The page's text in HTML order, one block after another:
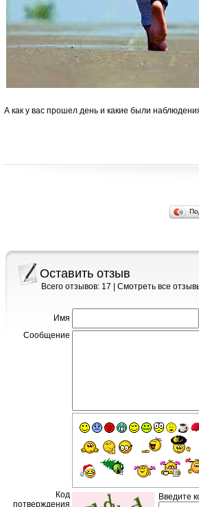
А как у вас прошел день и какие были
Оставить отзыв
Всего отзывов: 17 | Смотреть все
Имя
Сообщение
Код
потверждения
Введите